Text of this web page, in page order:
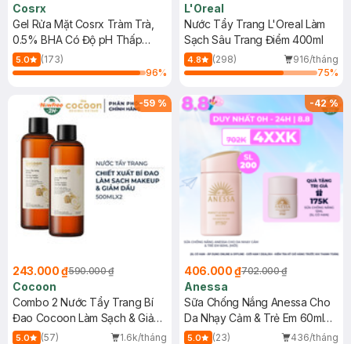
Cosrx
Gel Rửa Mặt Cosrx Tràm Trà,
0.5% BHA Có Độ pH Thấp
150ml
5.0
(173)
96%
L'Oreal
Nước Tẩy Trang L'Oreal Làm
Sạch Sâu Trang Điểm 400ml
4.8 (298)
916/tháng
75%
-59 %
243.000 ₫590.000 ₫
Cocoon
Combo 2 Nước Tẩy Trang Bí
Đao Cocoon Làm Sạch & Giảm
Dầu 500ml
5.0 (57)
1.6k/tháng
-42%
406.000 ₫702.000 ₫
Anessa
Sữa Chống Nắng Anessa Cho
Da Nhạy Cảm & Trẻ Em 60ml
(Mới)
5.0 (23)
436/tháng